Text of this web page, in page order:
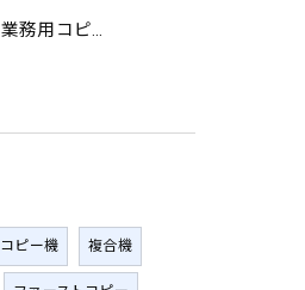
業務用コピー機の販売価格と選び方を徹底解説兵庫県導入前に知るべきポイント KK
コピー機 複合機